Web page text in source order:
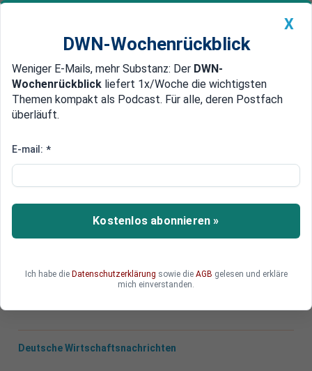
Newsticker MEIN DWN: Geldanlage Premium
Edelmetalle DWN-Magazin China
BND-Chef Kahl: Wir brauchen
Der Bundesnachrichtendienst benötigt nach
mehr Geld aus dem Bundeshaushalt, um die
Aufgaben der Zukunft zu bewältigen. „Wir
wir auch unsere Cyber-Fähigkeiten ausbauen
wollen“, so Deutschlands Top-Aufklärungschef.
Deutsche Wirtschaftsnachrichten
X
DWN-Wochenrückblick
Weniger E-Mails, mehr Substanz: Der DWN-
Wochenrückblick liefert 1x/Woche die wichtigsten
Themen kompakt als Podcast. Für alle, deren Postfach
überläuft.
E-mail: *
Kostenlos abonnieren »
Ich habe die Datenschutzerklärung sowie die AGB gelesen und erkläre
mich einverstanden.